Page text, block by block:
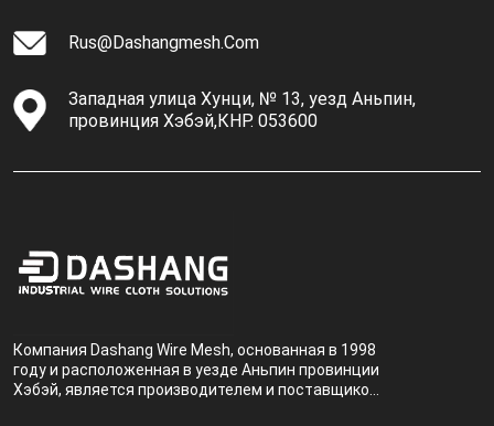
Rus@dashangmesh.com
Западная улица Хунци, № 13, уезд Аньпин,
провинция Хэбэй,КНР. 053600
Компания Dashang Wire Mesh, основанная в 1998
году и расположенная в уезде Аньпин провинции
Хэбэй, является производителем и поставщиком,